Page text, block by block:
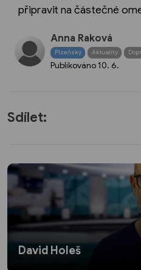
připravit na částečné
Anna Raková
Plzeňský Aktuality
Publikováno 10. 6.
Sdílet:
David Holeš